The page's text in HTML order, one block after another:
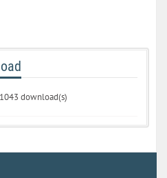
download(s)